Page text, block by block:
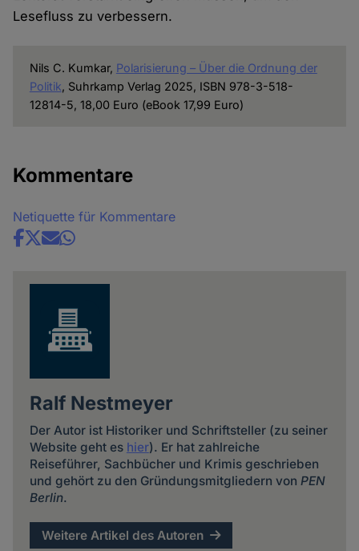
Lesefluss zu verbessern.
Nils C. Kumkar, Polarisierung – Über die Ordnung der
Politik, Suhrkamp Verlag 2025, ISBN 978-3-518-
12814-5, 18,00 Euro (eBook 17,99 Euro)
Kommentare
Netiquette für Kommentare
Share
Ralf Nestmeyer
Der Autor ist Historiker und Schriftsteller (zu seiner
Website geht es hier). Er hat zahlreiche
Reiseführer, Sachbücher und Krimis geschrieben
und gehört zu den Gründungsmitgliedern von PEN
Berlin.
Weitere Artikel des Autoren